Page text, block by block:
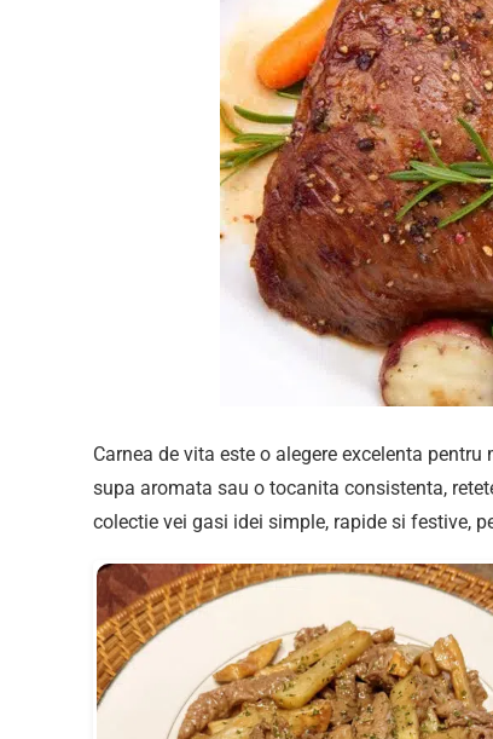
Carnea de vita este o alegere excelenta
supa aromata sau o tocanita consistenta,
colectie vei gasi idei simple, rapide si festive,